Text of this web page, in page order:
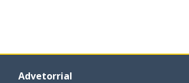
Advetorrial